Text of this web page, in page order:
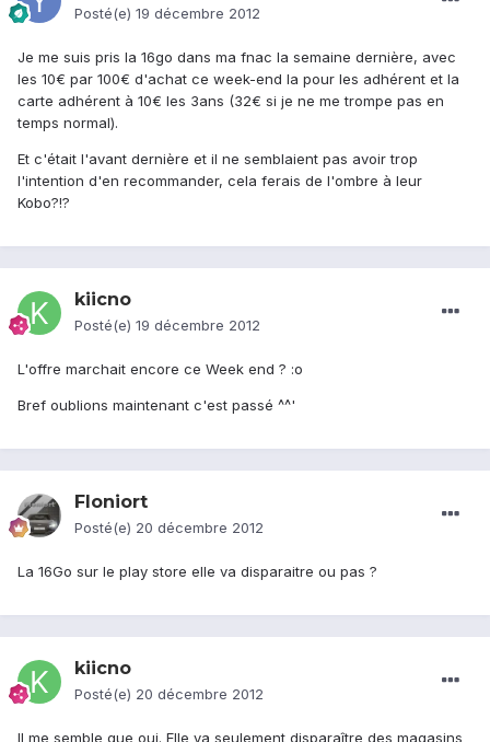
Posté(e) 19 décembre 2012
Je me suis pris la 16go dans ma fnac la semaine dernière, avec
les 10€ par 100€ d'achat ce week-end la pour les adhérent et la
carte adhérent à 10€ les 3ans (32€ si je ne me trompe pas en
temps normal).
Et c'était l'avant dernière et il ne semblaient pas avoir trop
l'intention d'en recommander, cela ferais de l'ombre à leur
Kobo?!?
kiicno
Posté(e) 19 décembre 2012
L'offre marchait encore ce Week end ? :o
Bref oublions maintenant c'est passé ^^'
Floniort
Posté(e) 20 décembre 2012
La 16Go sur le play store elle va disparaitre ou pas ?
kiicno
Posté(e) 20 décembre 2012
Il me semble que oui. Elle va seulement disparaître des magasins